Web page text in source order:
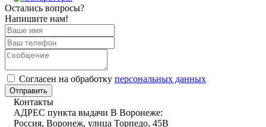
Остались вопросы?
Напишите нам!
Cогласен на обработку персональных данных
Отправить
Контакты
АДРЕС пункта выдачи В Воронеже:
Россия, Воронеж, улица Торпедо, 45В